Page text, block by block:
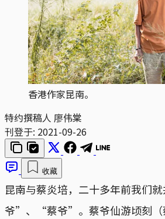
香港作家昆南。
特约撰稿人 廖伟棠
刊登于: 2021-09-26
收藏
昆南与蔡炎培，二十多年前我们
爷”、“蔡爷”。蔡爷仙游顷刻（